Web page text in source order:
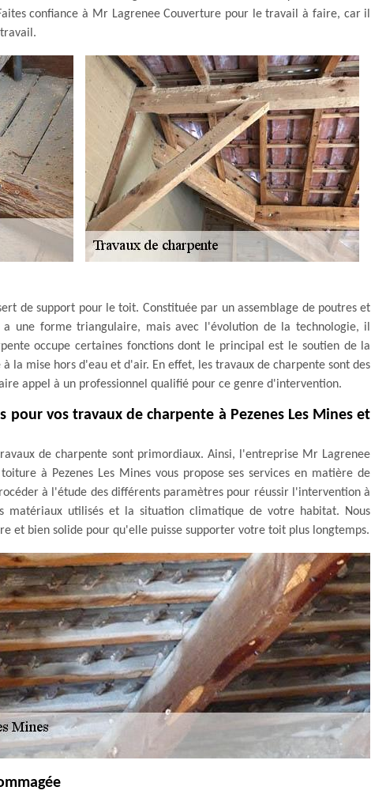
confiance à Mr Lagrenee Couverture pour le travail à faire, car il
de support pour le toit. Constituée par un assemblage de poutres et
une forme triangulaire, mais avec l'évolution de la technologie, il
occupe certaines fonctions dont le principal est le soutien de la
la mise hors d'eau et d'air. En effet, les travaux de charpente sont des
appel à un professionnel qualifié pour ce genre d'intervention.
pour vos travaux de charpente à Pezenes Les Mines et
de charpente sont primordiaux. Ainsi, l'entreprise Mr Lagrenee
à Pezenes Les Mines vous propose ses services en matière de
à l'étude des différents paramètres pour réussir l'intervention à
matériaux utilisés et la situation climatique de votre habitat. Nous
et bien solide pour qu'elle puisse supporter votre toit plus longtemps.